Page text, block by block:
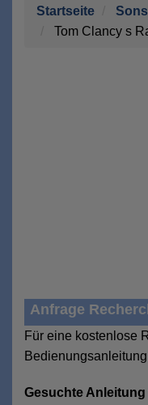
Startseite
Tom Clancy s
Anfrage
Für eine kostenlose
Gesuchte Anleitung